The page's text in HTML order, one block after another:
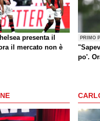
presenta il
il mercato non è
PRIMO
po'.